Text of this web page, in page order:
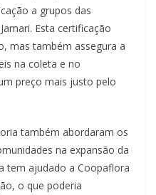
a grupos das
Esta certificação
mas também assegura a
na coleta e no
preço mais justo pelo
também abordaram os
na expansão da
tem ajudado a Coopaflora
o que poderia